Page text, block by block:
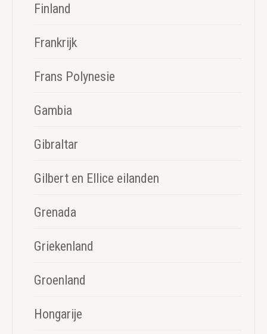
Finland
Frankrijk
Frans Polynesie
Gambia
Gibraltar
Gilbert en Ellice eilanden
Grenada
Griekenland
Groenland
Hongarije